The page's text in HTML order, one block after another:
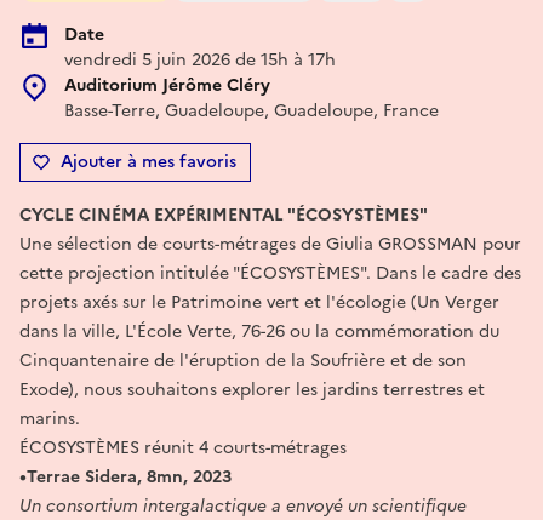
Date
vendredi 5 juin 2026 de 15h à 17h
Auditorium Jérôme Cléry
Basse-Terre, Guadeloupe, Guadeloupe, France
Ajouter à mes favoris
CYCLE CINÉMA EXPÉRIMENTAL "ÉCOSYSTÈMES"
Une sélection de courts-métrages de Giulia GROSSMAN pour
cette projection intitulée "ÉCOSYSTÈMES". Dans le cadre des
projets axés sur le Patrimoine vert et l'écologie (Un Verger
dans la ville, L'École Verte, 76-26 ou la commémoration du
Cinquantenaire de l'éruption de la Soufrière et de son
Exode), nous souhaitons explorer les jardins terrestres et
marins.
ÉCOSYSTÈMES réunit 4 courts-métrages
•Terrae Sidera, 8mn, 2023
Un consortium intergalactique a envoyé un scientifique